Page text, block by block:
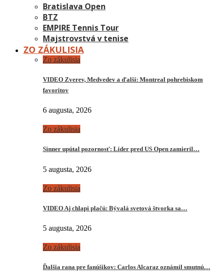
Bratislava Open
BTZ
EMPIRE Tennis Tour
Majstrovstvá v tenise
ZO ZÁKULISIA
Zo zákulisia
VIDEO Zverev, Medvedev a ďalší: Montreal pohrebiskom
favoritov
6 augusta, 2026
Zo zákulisia
Sinner upútal pozornosť: Líder pred US Open zamieril…
5 augusta, 2026
Zo zákulisia
VIDEO Aj chlapi plačú: Bývalá svetová štvorka sa…
5 augusta, 2026
Zo zákulisia
Ďalšia rana pre fanúšikov: Carlos Alcaraz oznámil smutnú…